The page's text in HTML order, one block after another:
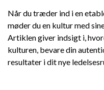
Når du træder ind i en
møder du en kultur med
Artiklen giver indsigt i,
kulturen, bevare din
resultater i dit nye